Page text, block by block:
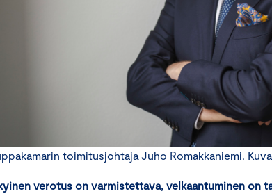
toimitusjohtaja Juho Romakkaniemi.
verotus on varmistettava, velkaantuminen on